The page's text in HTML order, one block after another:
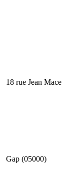
18 rue Jean Mace
Gap (05000)